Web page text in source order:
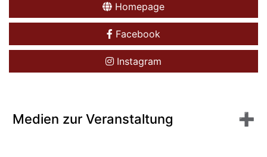
Homepage
Facebook
Instagram
Medien zur Veranstaltung